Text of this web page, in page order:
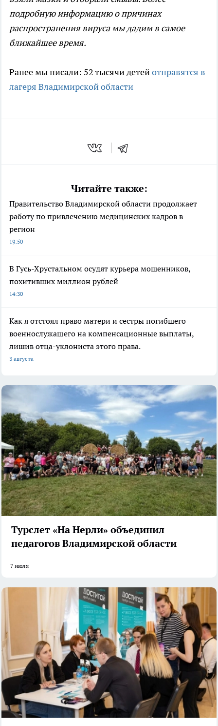
подробную информацию о причинах
распространения вируса мы дадим в самое
ближайшее время.
Ранее мы писали: 52 тысячи детейотправятся в
лагеря Владимирской области
Читайте также:
Правительство Владимирской области продолжает
работу по привлечению медицинских кадров в
регион
19:50
В Гусь-Хрустальном осудят курьера мошенников,
похитивших миллион рублей
14:30
Как я отстоял право матери и сестры погибшего
военнослужащего на компенсационные выплаты,
лишив отца-уклониста этого права.
3 августа
Турслет «На Нерли» объединил
педагогов Владимирской области
7 июля